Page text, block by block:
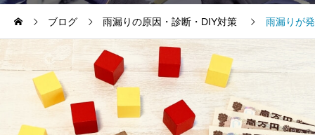
ブログ 雨漏りの原因・診断・DIY対策 雨漏りが